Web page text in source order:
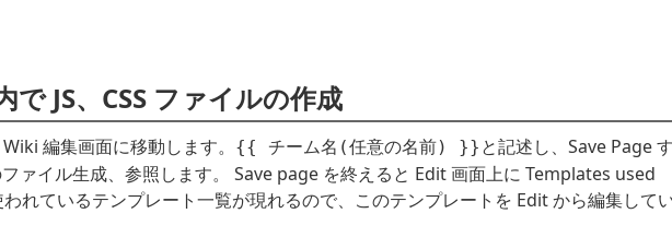
で JS、CSS ファイルの作成
編集画面に移動します。 {{ チーム名(任意の名前) }} と記述し、Save Page
ァイル生成、参照します。 Save page を終えると Edit 画面上に Templates used
れているテンプレート一覧が現れるので、このテンプレートを Edit から編集して